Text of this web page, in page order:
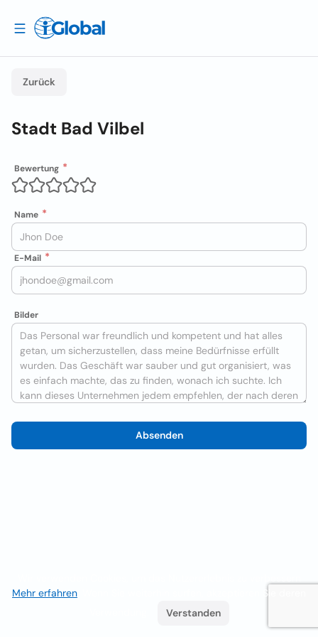
Zurück
Stadt Bad Vilbel
Bewertung
Name
E-Mail
Bilder
Absenden
Mehr erfahren . Wenn Sie weiterhin surfen, akzeptieren Sie deren
Verstanden